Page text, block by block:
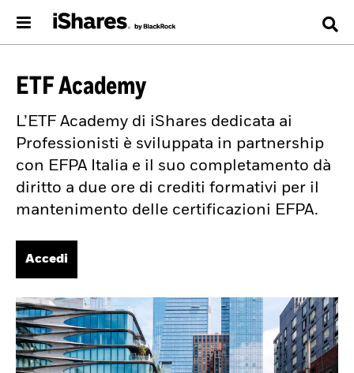
ETF Academy
L’ETF Academy di iShares dedicata ai
Professionisti è sviluppata in partnership
con EFPA Italia e il suo completamento dà
diritto a due ore di crediti formativi per il
mantenimento delle certificazioni EFPA.
Accedi